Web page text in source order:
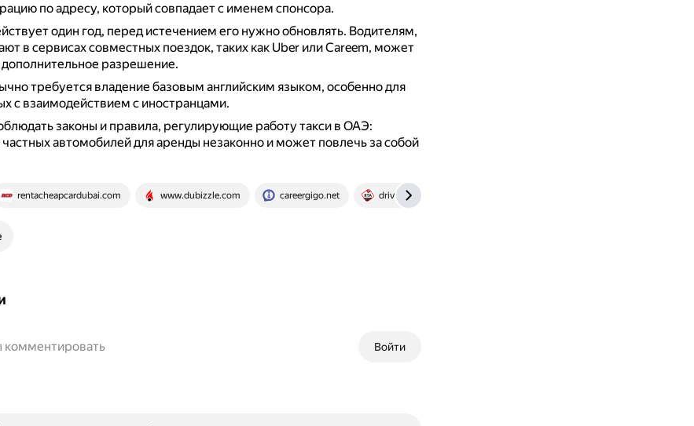
по адресу, который совпадает с именем спонсора.
один год, перед истечением его нужно обновлять. Водителям,
в сервисах совместных поездок, таких как Uber или Careem, может
дополнительное разрешение.
требуется владение базовым английским языком, особенно для
с взаимодействием с иностранцами.
законы и правила, регулирующие работу такси в ОАЭ:
автомобилей для аренды незаконно и может повлечь за собой
rentacheapcardubai.com www.dubizzle.com careergigo.net driveeuae.com
Войти
комментировать